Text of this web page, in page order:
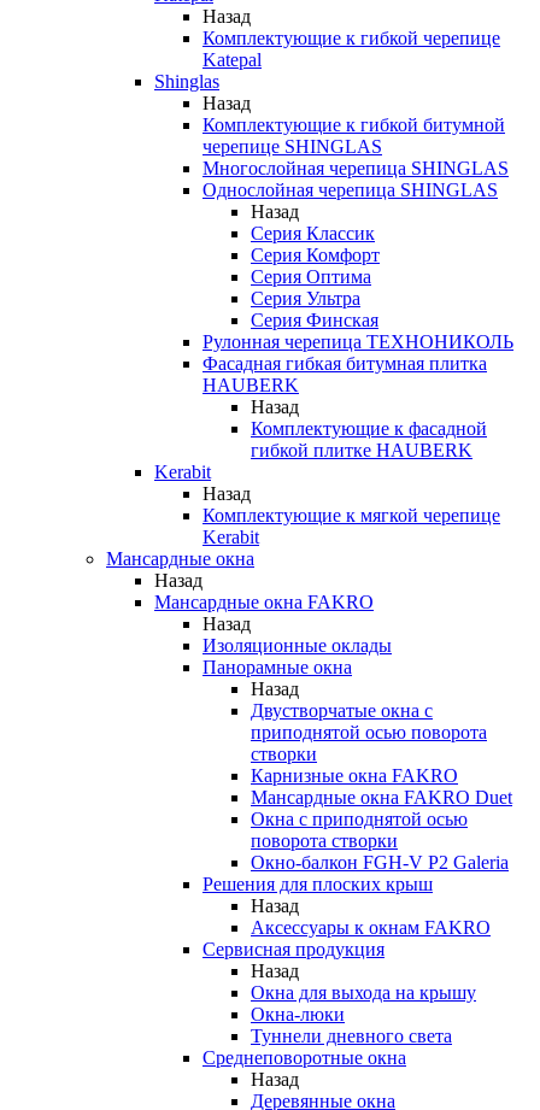
Назад
Комплектующие к гибкой черепице
Katepal
Shinglas
Назад
Комплектующие к гибкой битумной
черепице SHINGLAS
Многослойная черепица SHINGLAS
Однослойная черепица SHINGLAS
Назад
Серия Классик
Серия Комфорт
Серия Оптима
Серия Ультра
Серия Финская
Рулонная черепица ТЕХНОНИКОЛЬ
Фасадная гибкая битумная плитка
HAUBERK
Назад
Комплектующие к фасадной
гибкой плитке HAUBERK
Kerabit
Назад
Комплектующие к мягкой черепице
Kerabit
Мансардные окна
Назад
Мансардные окна FAKRO
Назад
Изоляционные оклады
Панорамные окна
Назад
Двустворчатые окна с
приподнятой осью поворота
створки
Карнизные окна FAKRO
Мансардные окна FAKRO Duet
Окна с приподнятой осью
поворота створки
Окно-балкон FGH-V P2 Galeria
Решения для плоских крыш
Назад
Аксессуары к окнам FAKRO
Сервисная продукция
Назад
Окна для выхода на крышу
Окна-люки
Туннели дневного света
Среднеповоротные окна
Назад
Деревянные окна